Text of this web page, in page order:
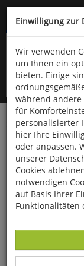
Kompletten
Startseite
Einwilligung zur
Wir verwenden
um Ihnen ein
bieten. Einige
während andere
für
personalisierter
hier Ihre
oder anpassen.
unserer
Cookies
notwendigen
auf Basis Ihrer
Funktionalitäten